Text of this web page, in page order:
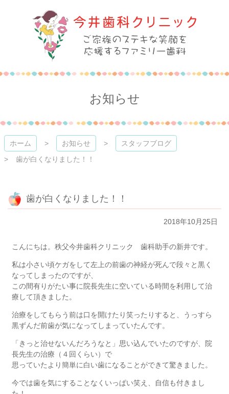
プ
今井歯科クリニック
お知らせ
ホーム お知らせ
スタッフブログ
歯が白くなりました！！
歯が白くなりました！！
2018年10月25日
こんにちは。秩父今井歯科クリニック 歯科助手の新井です。
私は小さい頃ケガをして左上の前歯の神経が死んで段々と黒く
なってしまったのですが、
この間有りがたい事に院長先生に空いている時間を利用して治
療して頂きました。
治療をしてもらう前は口を開けたり笑ったりすると、うっすら
黒ずんだ前歯が気になってしまっていたんです。
「きっと治せないんだろうなと」思い込んでいたのですが、院
長先生の治療（４回くらい）で
思っていたより簡単に白い歯になることができて驚きました。
今では歯を気にすることなくいっぱい笑え、自信も付きまし